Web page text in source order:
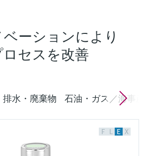
ーションにより
セスを改善
排水・廃棄物 石油・ガス／海事
F L E X